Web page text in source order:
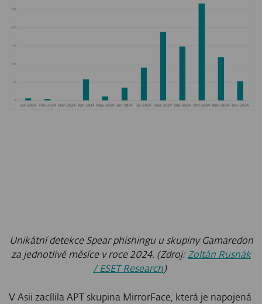
Unikátní detekce Spear phishingu u skupiny Gamaredon
za jednotlivé měsíce v roce 2024. (Zdroj: Zoltán Rusnák
/ ESET Research)
V Asii zacílila APT skupina MirrorFace, která je napojená